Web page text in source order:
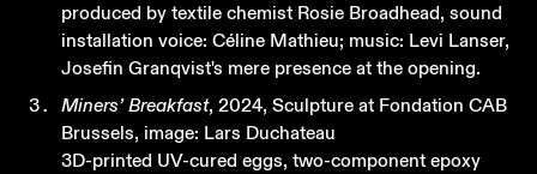
produced by textile chemist Rosie Broadhead, sound
installation voice: Céline Mathieu; music: Levi Lanser,
Josefin Granqvist's mere presence at the opening.
Miners’ Breakfast, 2024, Sculpture at Fondation CAB
Brussels, image: Lars Duchateau
3D-printed UV-cured eggs, two-component epoxy